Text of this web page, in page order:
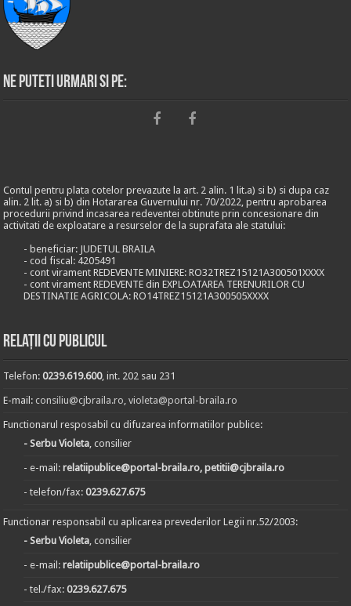
Ne puteti urmari si pe:
Contul pentru plata cotelor prevazute la art. 2 alin. 1 lit.a) si b) si dupa caz
alin. 2 lit. a) si b) din Hotararea Guvernului nr. 70/2022, pentru aprobarea
procedurii privind incasarea redeventei obtinute prin concesionare din
activitati de exploatare a resurselor de la suprafata ale statului:
- beneficiar: JUDETUL BRAILA
- cod fiscal: 4205491
- cont virament REDEVENTE MINIERE: RO32TREZ15121A300501XXXX
- cont virament REDEVENTE din EXPLOATAREA TERENURILOR CU
DESTINATIE AGRICOLA: RO14TREZ15121A300505XXXX
Relații cu publicul
Telefon:0239.619.600, int. 202 sau 231
E-mail:consiliu@cjbraila.ro,violeta@portal-braila.ro
Functionarul resposabil cu difuzarea informatiilor publice:
- Serbu Violeta, consilier
- e-mail:relatiipublice@portal-braila.ro, petitii@cjbraila.ro
- telefon/fax:0239.627.675
Functionar responsabil cu aplicarea prevederilor Legii nr.52/2003:
- Serbu Violeta, consilier
- e-mail:relatiipublice@portal-braila.ro
- tel./fax:0239.627.675